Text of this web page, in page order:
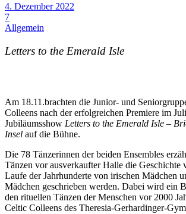
4. Dezember 2022
7
Allgemein
Letters to the Emerald Isle
Am 18.11.brachten die Junior- und
Colleens nach der erfolgreichen Premiere im
Jubiläumsshow Letters to the Emerald Isle –
Insel auf die Bühne.
Die 78 Tänzerinnen der beiden Ensembles
Tänzen vor ausverkaufter Halle die Geschichte
Laufe der Jahrhunderte von irischen Mädchen
Mädchen geschrieben werden. Dabei wird ein
den rituellen Tänzen der Menschen vor 2000
Celtic Colleens des Theresia-Gerhardinger-